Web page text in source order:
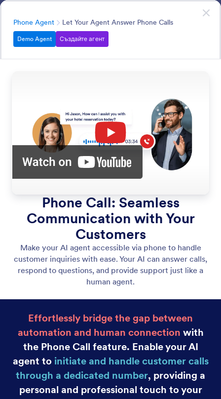
Phone Agent
Начало на диалоговия прозорец
Phone AgentКатегория
Let Your Agent Answer Phone Calls
Demo Agent Създайте агент
Търсете във всички Функции
Агент за представяне Phone Agent Категория
Let Your Agent Answer Phone Calls
Set up your AI Agent to answer phone calls. Use an
extension or a dedicated phone number for instant
support, and customize voice settings to create the
customer experience you want.
Категории за функции